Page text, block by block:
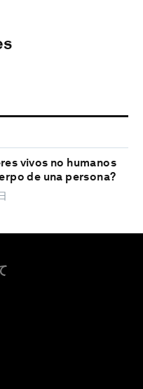
vivos no humanos
de una persona?